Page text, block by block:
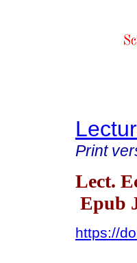
Print
Lect.
Epub
https://